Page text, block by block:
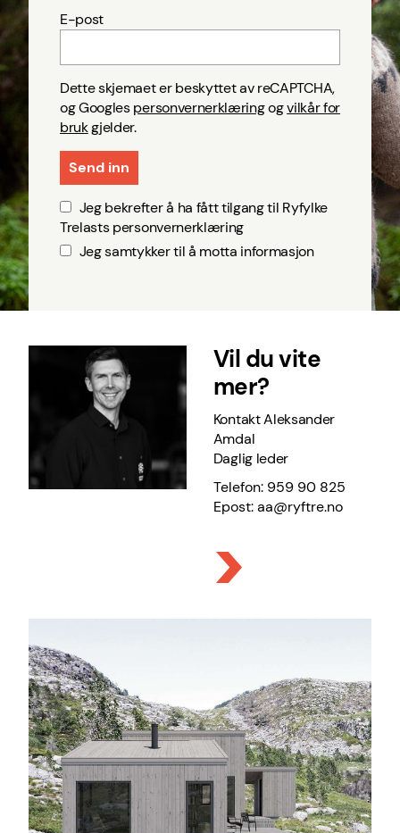
E-post
Dette skjemaet er beskyttet av reCAPTCHA,
og Googlespersonvernerklæringogvilkår for
brukgjelder.
Jeg bekrefter å ha fått tilgang til Ryfylke
Trelasts personvernerklæring
Jeg samtykker til å motta informasjon
Vil du vite
mer?
Kontakt Aleksander
Amdal
Daglig leder
Telefon: 959 90 825
Epost: aa@ryftre.no